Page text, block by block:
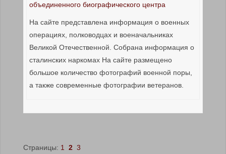
объединенного биографического центра
На сайте представлена информация о военных
операциях, полководцах и военачальниках
Великой Отечественной. Собрана информация о
сталинских наркомах На сайте размещено
большое количество фотографий военной поры,
а также современные фотографии ветеранов.
Страницы: 1 2 3